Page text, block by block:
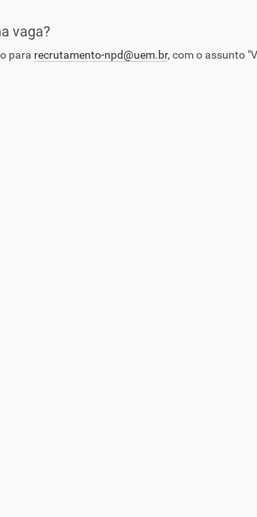
vaga?
para recrutamento-npd@uem.br, com o assunto